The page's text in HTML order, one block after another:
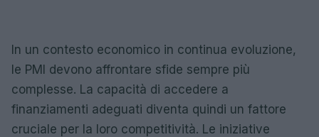
In un contesto economico in continua evoluzione,
le PMI devono affrontare sfide sempre più
complesse. La capacità di accedere a
finanziamenti adeguati diventa quindi un fattore
cruciale per la loro competitività. Le iniziative